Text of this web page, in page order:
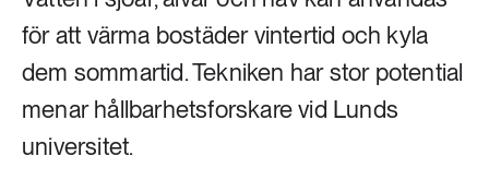
för att värma bostäder vintertid och kyla
dem sommartid. Tekniken har stor potential
menar hållbarhetsforskare vid Lunds
universitet.